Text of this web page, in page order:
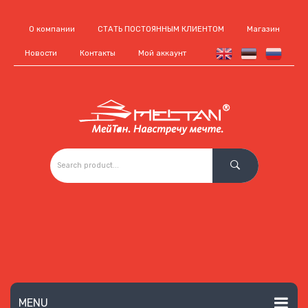
О компании СТАТЬ ПОСТОЯННЫМ КЛИЕНТОМ Магазин
Новости Контакты Мой аккаунт
MENU